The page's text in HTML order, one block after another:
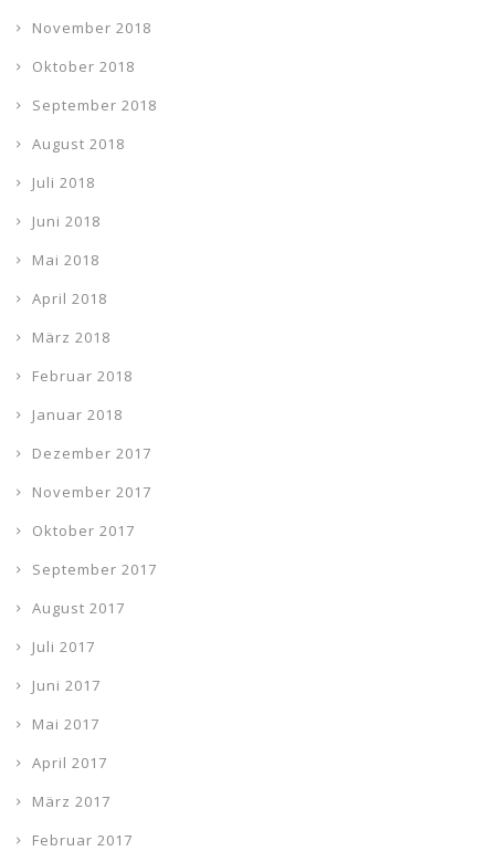
November 2018
Oktober 2018
September 2018
August 2018
Juli 2018
Juni 2018
Mai 2018
April 2018
März 2018
Februar 2018
Januar 2018
Dezember 2017
November 2017
Oktober 2017
September 2017
August 2017
Juli 2017
Juni 2017
Mai 2017
April 2017
März 2017
Februar 2017